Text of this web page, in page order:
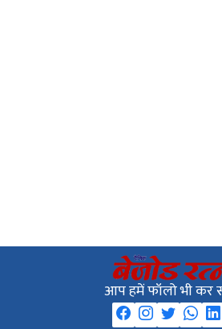
आप हमें फॉलो भी कर